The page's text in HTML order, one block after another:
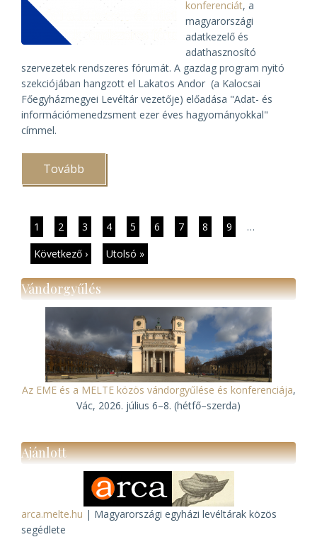
konferenciát, a
magyarországi
adatkezelő és
adathasznosító
szervezetek rendszeres fórumát. A gazdag program nyitó
szekciójában hangzott el Lakatos Andor (a Kalocsai
Főegyházmegyei Levéltár vezetője) előadása "Adat- és
információmenedzsment ezer éves hagyományokkal"
címmel.
Tovább
információmenedzsment
éves
hagyományokkal)
Oldalszámozás
Jelenlegi
oldal
1 Page
2 Page
3 Page
4 Page
5 Page
6 Page
7 Page
8 Page
9
…
Következő
Következő ›
Utolsó
Utolsó »
Vándorgyűlés
Az EME és a MELTE közös vándorgyűlése és konferenciája,
Vác, 2026. július 6–8. (hétfő–szerda)
Ajánlott
arca.melte.hu | Magyarországi egyházi levéltárak közös
segédlete